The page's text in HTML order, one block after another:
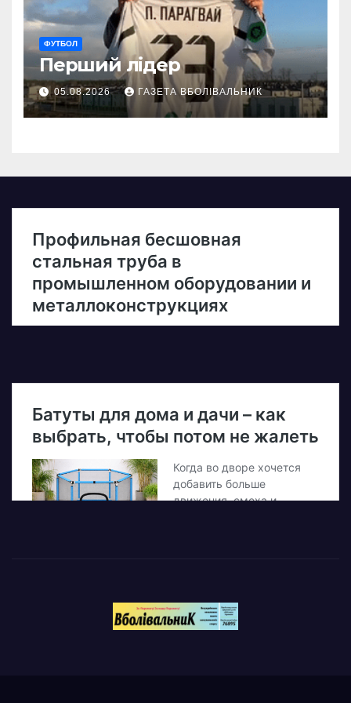
ФУТБОЛ
Перший лідер
05.08.2026 ГАЗЕТА ВБОЛІВАЛЬНИК